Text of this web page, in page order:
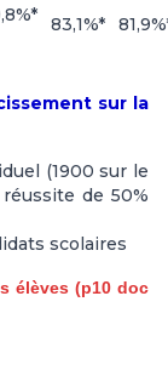
83,1%*
sur la
(1900 sur le
de 50%
scolaires
élèves (p10 doc